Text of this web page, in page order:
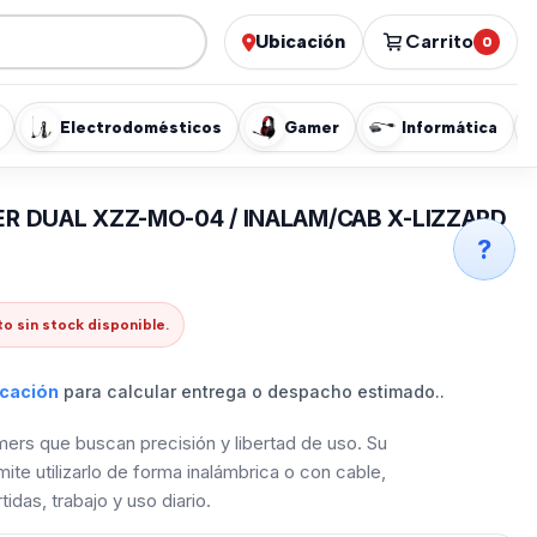
Ubicación Carrito 0
Electrodomésticos Gamer Informática
DUAL XZZ-MO-04 / INALAM/CAB X-LIZZARD
sin stock disponible.
para calcular entrega o despacho estimado..
que buscan precisión y libertad de uso. Su
utilizarlo de forma inalámbrica o con cable,
trabajo y uso diario.
?